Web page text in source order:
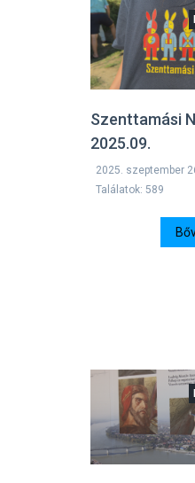
Szenttamási
2025.09.
2025. szeptember
Találatok: 589